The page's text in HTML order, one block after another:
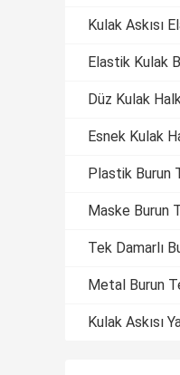
Kulak Askısı
Elastik Kulak
Düz Kulak
Esnek Kulak
Plastik Burun
Maske Burun
Tek Damarlı
Metal Burun
Kulak Askısı